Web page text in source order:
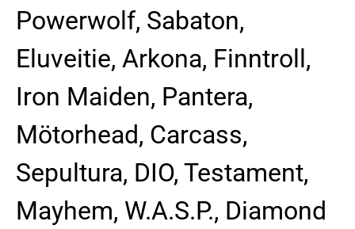
Powerwolf, Sabaton,
Eluveitie, Arkona, Finntroll,
Iron Maiden, Pantera,
Mötorhead, Carcass,
Sepultura, DIO, Testament,
Mayhem, W.A.S.P., Diamond